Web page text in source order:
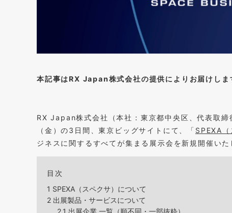
本記事はRX Japan株式会社の提供によりお届けしま
RX Japan株式会社（本社：東京都中央区、代表取
（金）の3日間、東京ビッグサイトにて、「 SPEXA
ジネスに関するすべてが集まる展示会を新規開催いた
目次
1 SPEXA（スペクサ）について
2 出展製品・サービスについて
2.1 出展企業 一覧（順不同・一部抜粋）